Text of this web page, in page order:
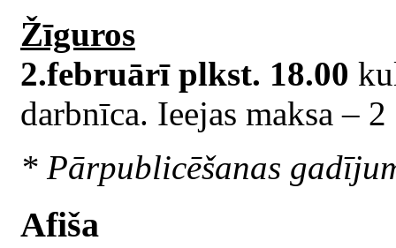
Žīguros
2.februārī plkst. 18.00
darbnīca. Ieejas maksa –
* Pārpublicēšanas
Afiša